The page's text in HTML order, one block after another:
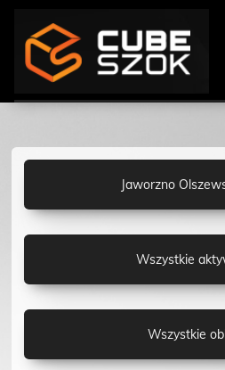
Jaworzno
Wszystkie
Wszystkie